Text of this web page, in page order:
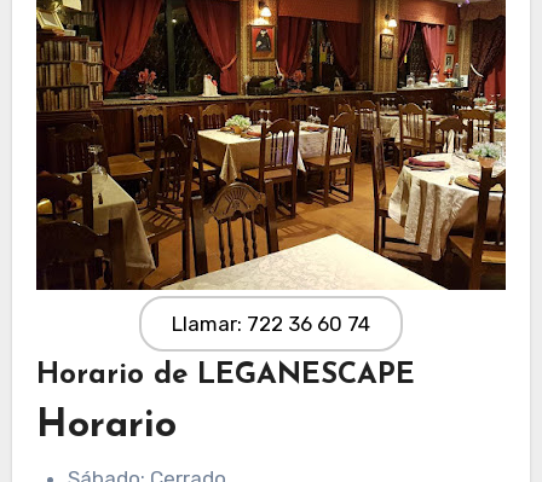
Llamar: 722 36 60 74
Horario de LEGANESCAPE
Horario